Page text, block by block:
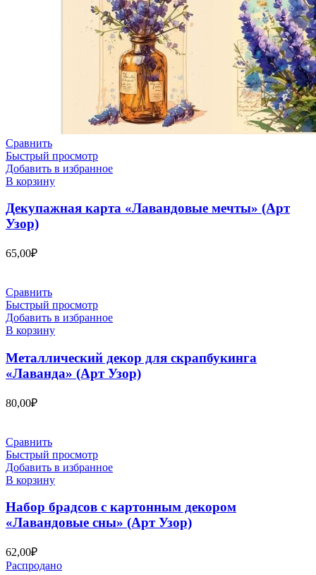
Сравнить
Быстрый просмотр
Добавить в избранное
В корзину
Декупажная карта «Лавандовые мечты» (Арт
Узор)
65,00₽
Сравнить
Быстрый просмотр
Добавить в избранное
В корзину
Металлический декор для скрапбукинга
«Лаванда» (Арт Узор)
80,00₽
Сравнить
Быстрый просмотр
Добавить в избранное
В корзину
Набор брадсов с картонным декором
«Лавандовые сны» (Арт Узор)
62,00₽
Распродано